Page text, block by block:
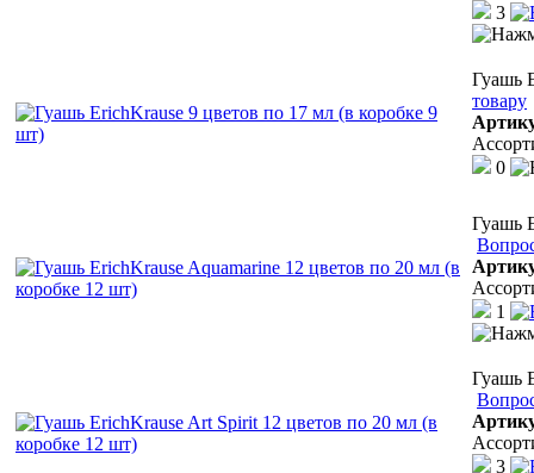
3
Гуашь
товару
0
Гуашь
1
Гуашь
3